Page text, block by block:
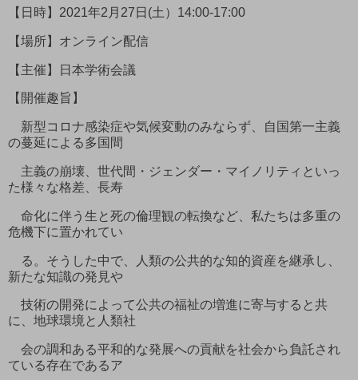
【日時】2021年2月27日(土）14:00-17:00
【場所】オンライン配信
【主催】日本学術会議
【開催趣旨】
新型コロナ感染症や気候変動のみならず、自国第一主義
の蔓延による多国間
主義の崩壊、世代間・ジェンダー・マイノリティといっ
た様々な格差、長寿
命化に伴う生と死の倫理観の転換など、私たちは多重の
危機下に置かれてい
る。そうした中で、人類の公共的な知的資産を継承し、
新たな知識の発見や
技術の開発によって公共の福祉の増進に寄与すると共
に、地球環境と人類社
会の調和ある平和的な発展への貢献を社会から負託され
ている存在であるア